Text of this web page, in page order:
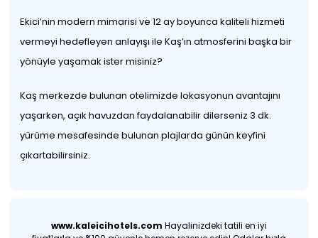
Ekici’nin modern mimarisi ve 12 ay boyunca kaliteli hizmeti
vermeyi hedefleyen anlayışı ile Kaş’ın atmosferini başka bir
yönüyle yaşamak ister misiniz?
Kaş merkezde bulunan otelimizde lokasyonun avantajını
yaşarken, açık havuzdan faydalanabilir dilerseniz 3 dk.
yürüme mesafesinde bulunan plajlarda günün keyfini
çıkartabilirsiniz.
www.kaleicihotels.com Hayalinizdeki tatili en iyi